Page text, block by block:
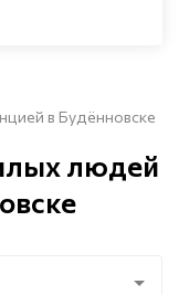
в Будённовске
людей